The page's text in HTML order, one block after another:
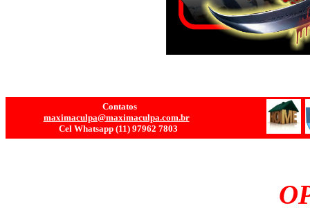
Contatos
maximaculpa@maximaculpa.com.br
Cel Whatsapp (11) 97962 7803